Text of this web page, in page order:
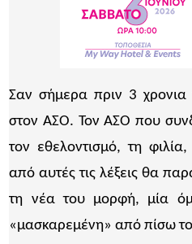
Σαν σήμερα πριν 3 χρονια
στον ΑΣΟ. Τον ΑΣΟ που
τον εθελοντισμό, τη
από αυτές τις λέξεις θα
τη νέα του μορφή, μία
«μασκαρεμένη» από πίσω